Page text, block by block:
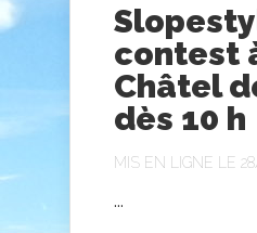
contest
Châtel
dès 10 h
MIS EN LIGNE LE
...